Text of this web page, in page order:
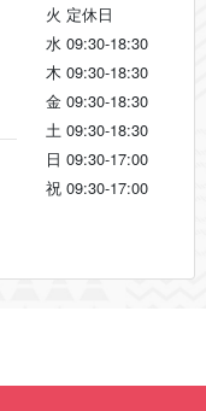
火 定休日
水 09:30-18:30
木 09:30-18:30
金 09:30-18:30
土 09:30-18:30
日 09:30-17:00
祝 09:30-17:00